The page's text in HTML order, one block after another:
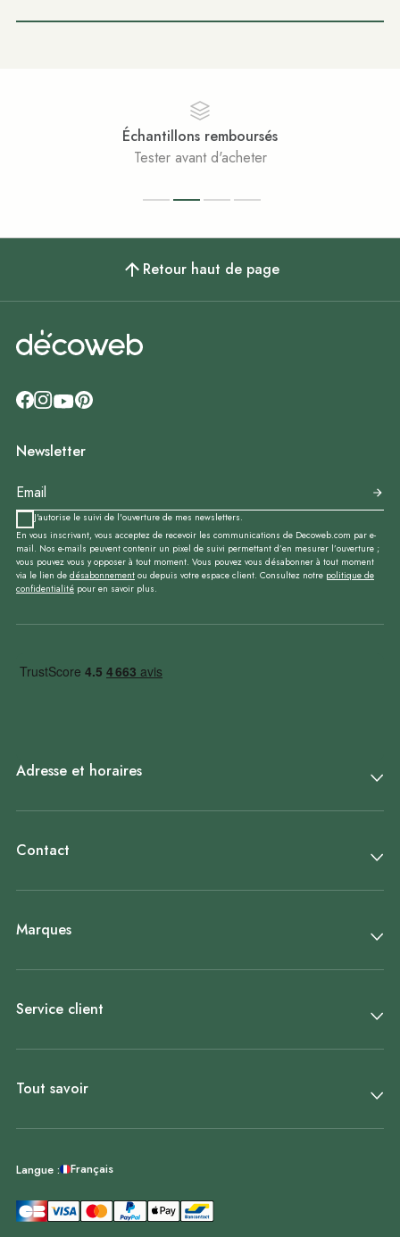
Échantillons remboursés
Tester avant d'acheter
Retour haut de page
Newsletter
J'autorise le suivi de l'ouverture de mes newsletters.
En vous inscrivant, vous acceptez de recevoir les communications de Decoweb.com par e-
mail. Nos e-mails peuvent contenir un pixel de suivi permettant d’en mesurer l’ouverture ;
vous pouvez vous y opposer à tout moment. Vous pouvez vous désabonner à tout moment
via le lien de désabonnement ou depuis votre espace client. Consultez notre politique de
confidentialité pour en savoir plus.
Adresse et horaires
Contact
Marques
Service client
Tout savoir
Langue : Français